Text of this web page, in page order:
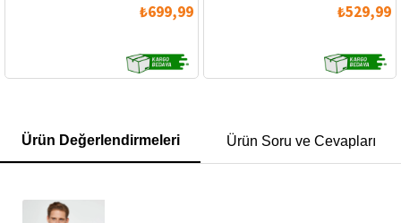
₺699,99 ₺529,99
POLO YAKA T-SHIRT KEMER BOXER
Ürün Değerlendirmeleri Ürün Soru ve Cevapları